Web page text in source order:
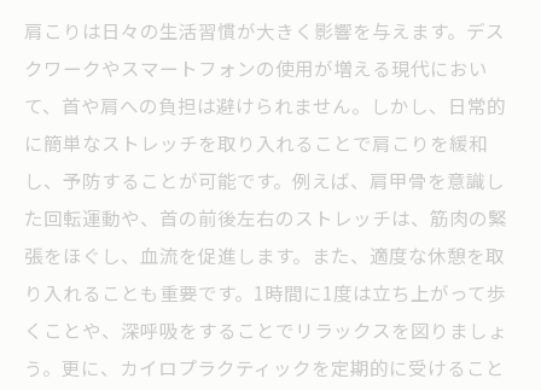
肩こりは日々の生活習慣が大きく影響を与えます。デス
クワークやスマートフォンの使用が増える現代におい
て、首や肩への負担は避けられません。しかし、日常的
に簡単なストレッチを取り入れることで肩こりを緩和
し、予防することが可能です。例えば、肩甲骨を意識し
た回転運動や、首の前後左右のストレッチは、筋肉の緊
張をほぐし、血流を促進します。また、適度な休憩を取
り入れることも重要です。1時間に1度は立ち上がって歩
くことや、深呼吸をすることでリラックスを図りましょ
う。更に、カイロプラクティックを定期的に受けること